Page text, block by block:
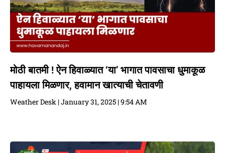
मोठी बातमी ! ऐन हिवाळ्यात ‘या’ भागात पावसाचा धुमाकूळ
पाहायला मिळणार, हवामान खात्याची चेतावणी
Weather Desk January 31, 2025 9:54 AM